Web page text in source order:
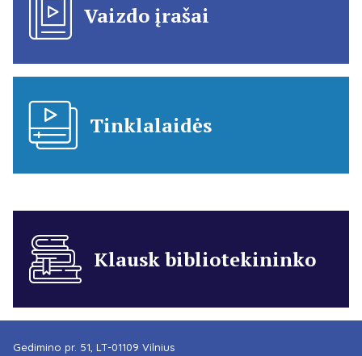
Vaizdo įrašai
Tinklalaidės
Klausk bibliotekininko
Gedimino pr. 51, LT-01109 Vilnius